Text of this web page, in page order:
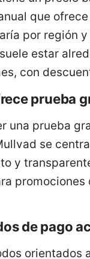
que
por región
estar
con
prueba
una prueba
se
y
promociones
de pago
orientados